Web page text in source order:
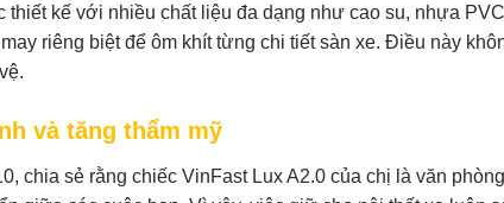
kế với nhiều chất liệu đa dạng như cao su, nhựa
riêng biệt để ôm khít từng chi tiết sàn xe. Điều này
và tăng thẩm mỹ
chia sẻ rằng chiếc VinFast Lux A2.0 của chị là văn